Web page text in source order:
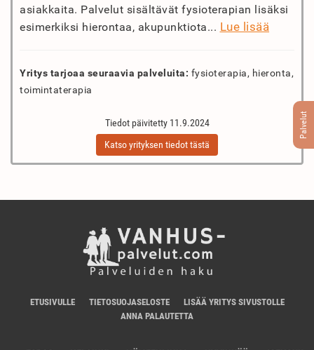
Palvelut
asiakkaita. Palvelut sisältävät fysioterapian lisäksi
esimerkiksi hierontaa, akupunktiota... Lue lisää
Yritys tarjoaa seuraavia palveluita: fysioterapia, hieronta,
toimintaterapia
Tiedot päivitetty 11.9.2024
Katso yrityksen tiedot tästä
ETUSIVULLE TIETOSUOJASELOSTE
LISÄÄ YRITYS SIVUSTOLLE
ANNA PALAUTETTA